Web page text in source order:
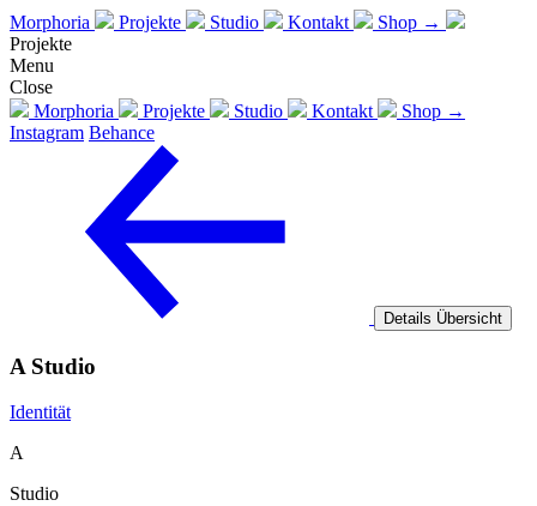
Morphoria Projekte Studio Kontakt
Shop →
Projekte
Menu
Close
Morphoria
Projekte Studio Kontakt
Shop →
Instagram Behance
Details Übersicht
A Studio
Identität
A
Studio